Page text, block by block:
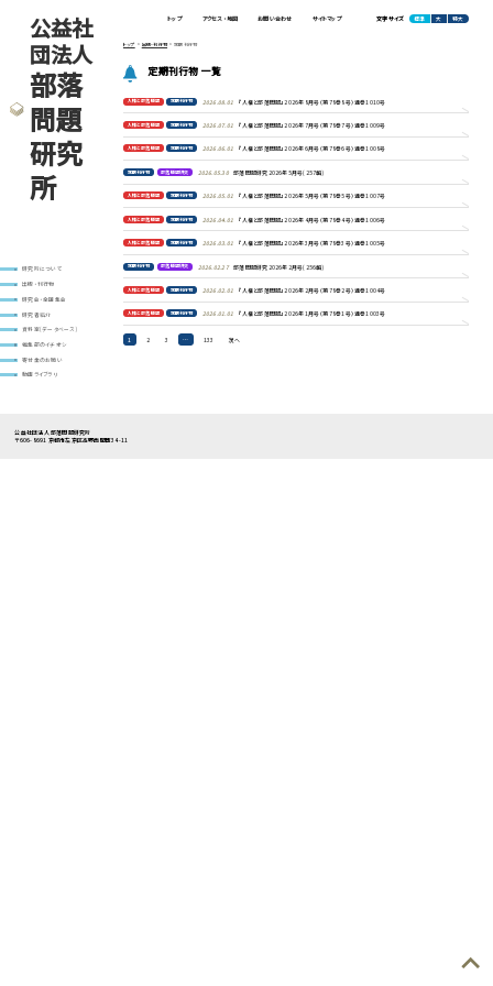
公益社
団法人
部落
問題
研究
所
研究所について
出版・刊行物
研究会・全国集会
研究者紹介
資料室(データベース)
編集部のイチオシ
寄付金のお願い
動画ライブラリ
トップ アクセス・地図 お問い合わせ サイトマップ 文字サイズ 標準 大 特大
トップ 出版・刊行物 定期刊行物
定期刊行物 一覧
人権と部落問題 定期刊行物 2026.08.01 『人権と部落問題』2026年8月号（第78巻8号）通巻1010号
人権と部落問題 定期刊行物 2026.07.01 『人権と部落問題』2026年7月号（第78巻7号）通巻1009号
人権と部落問題 定期刊行物 2026.06.01 『人権と部落問題』2026年6月号（第78巻6号）通巻1008号
定期刊行物 部落問題研究 2026.05.30 部落問題研究2026年5月号(257輯)
人権と部落問題 定期刊行物 2026.05.01 『人権と部落問題』2026年5月号（第78巻5号）通巻1007号
人権と部落問題 定期刊行物 2026.04.01 『人権と部落問題』2026年4月号（第78巻4号）通巻1006号
人権と部落問題 定期刊行物 2026.03.01 『人権と部落問題』2026年3月号（第78巻3号）通巻1005号
定期刊行物 部落問題研究 2026.02.27 部落問題研究2026年2月号(256輯)
人権と部落問題 定期刊行物 2026.02.01 『人権と部落問題』2026年2月号（第78巻2号）通巻1004号
人権と部落問題 定期刊行物 2026.01.01 『人権と部落問題』2026年1月号（第78巻1号）通巻1003号
投1 2 3 … 133 次へ
公益社団法人 部落問題研究所
〒606-8691 京都市左京区高野西開町34-11